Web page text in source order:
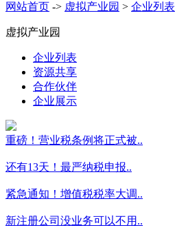
网站首页 -> 虚拟产业园 > 企业列表
虚拟产业园
企业列表
资源共享
合作伙伴
企业展示
重磅！营业税条例将正式被..
还有13天！最严纳税申报..
紧急通知！增值税税率大调..
新注册公司没业务可以不用..